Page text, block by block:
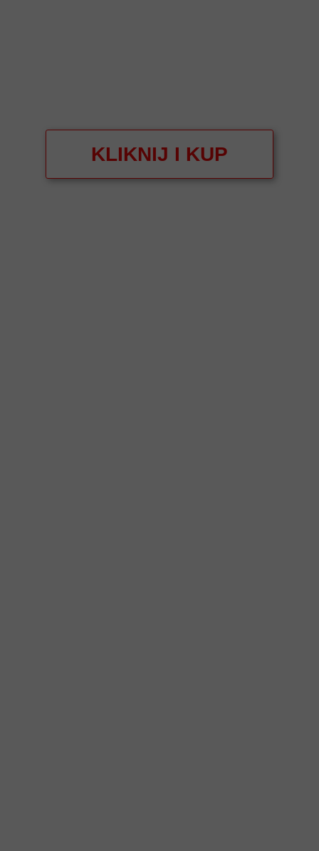
KLIKNIJ I KUP